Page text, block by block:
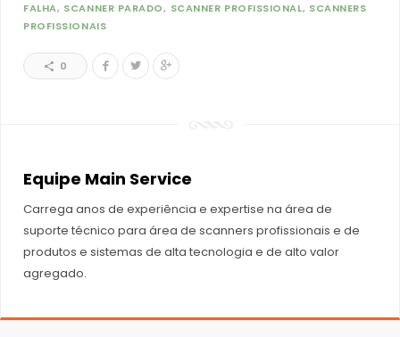
FALHA SCANNER PARADO SCANNER PROFISSIONAL SCANNERS
PROFISSIONAIS
0
Equipe Main Service
Carrega anos de experiência e expertise na área de
suporte técnico para área de scanners profissionais e de
produtos e sistemas de alta tecnologia e de alto valor
agregado.